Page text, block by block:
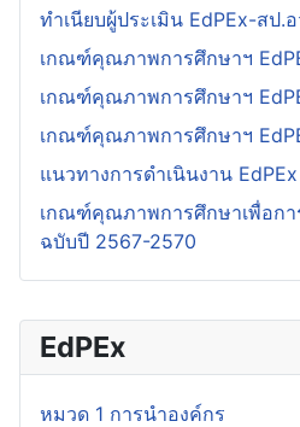
EdPEx
หมวด 1 การนำองค์กร
ทำเนียบผู้ประเมิน EdPEx-สป.อ
เกณฑ์คุณภาพการศึกษาฯ
เกณฑ์คุณภาพการศึกษาฯ
เกณฑ์คุณภาพการศึกษาฯ
แนวทางการดำเนินงาน
เกณฑ์คุณภาพการศึกษาเพื่อกา
ฉบับปี 2567-2570